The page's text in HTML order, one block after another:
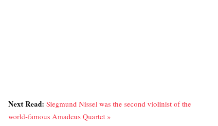
Next Read: Siegmund Nissel was the second violinist of the
world-famous Amadeus Quartet »